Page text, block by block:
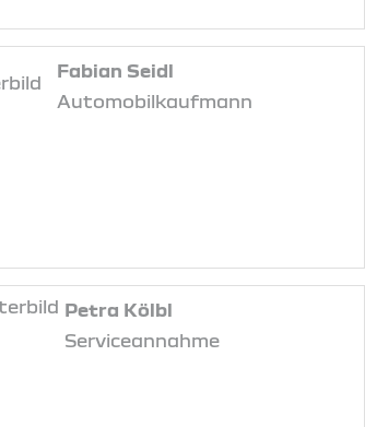
Fabian Seidl
Automobilkaufmann
Petra Kölbl
Serviceannahme